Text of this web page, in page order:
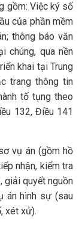
gồm: Việc ký số
của phần mềm
thông báo văn
chúng, qua nền
khai tại Trung
trang thông tin
tố tụng theo
132, Điều 141
vụ án (gồm hồ
nhận, kiểm tra
giải quyết nguồn
án hình sự (sau
xét xử).